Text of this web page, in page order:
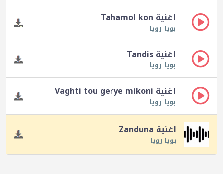
اغنية Tahamol kon
بويا رويا
اغنية Tandis
بويا رويا
اغنية Vaghti tou gerye mikoni
بويا رويا
اغنية Zanduna
بويا رويا